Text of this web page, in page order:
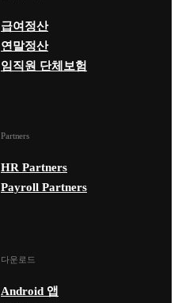
급여정산
연말정산
임직원 단체보험
Partners
HR Partners
Payroll Partners
다운로드
Android 앱